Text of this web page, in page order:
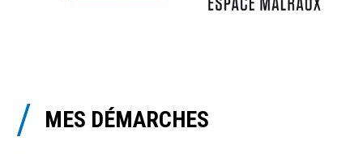
MES DÉMARCHES